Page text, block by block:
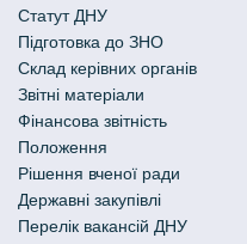
Статут ДНУ
Підготовка до ЗНО
Склад керівних органів
Звітні матеріали
Фінансова звітність
Положення
Рішення вченої ради
Державні закупівлі
Перелік вакансій ДНУ